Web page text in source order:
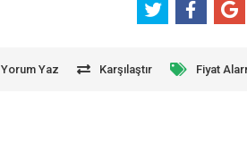
Yorum Yaz Karşılaştır Fiyat